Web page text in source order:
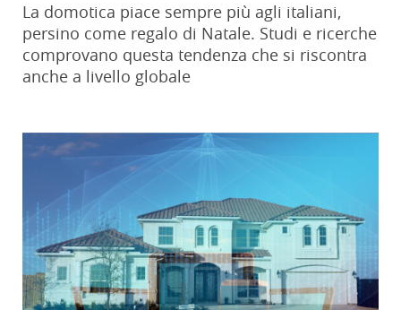
La domotica piace sempre più agli italiani,
persino come regalo di Natale. Studi e ricerche
comprovano questa tendenza che si riscontra
anche a livello globale